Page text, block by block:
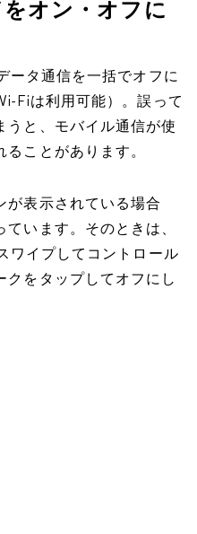
オン・オフに
ータ通信を一括でオフに
Fiは利用可能）。誤って
うと、モバイル通信が使
ことがあります。
が表示されている場合
います。そのときは、
ワイプしてコントロール
クをタップしてオフにし